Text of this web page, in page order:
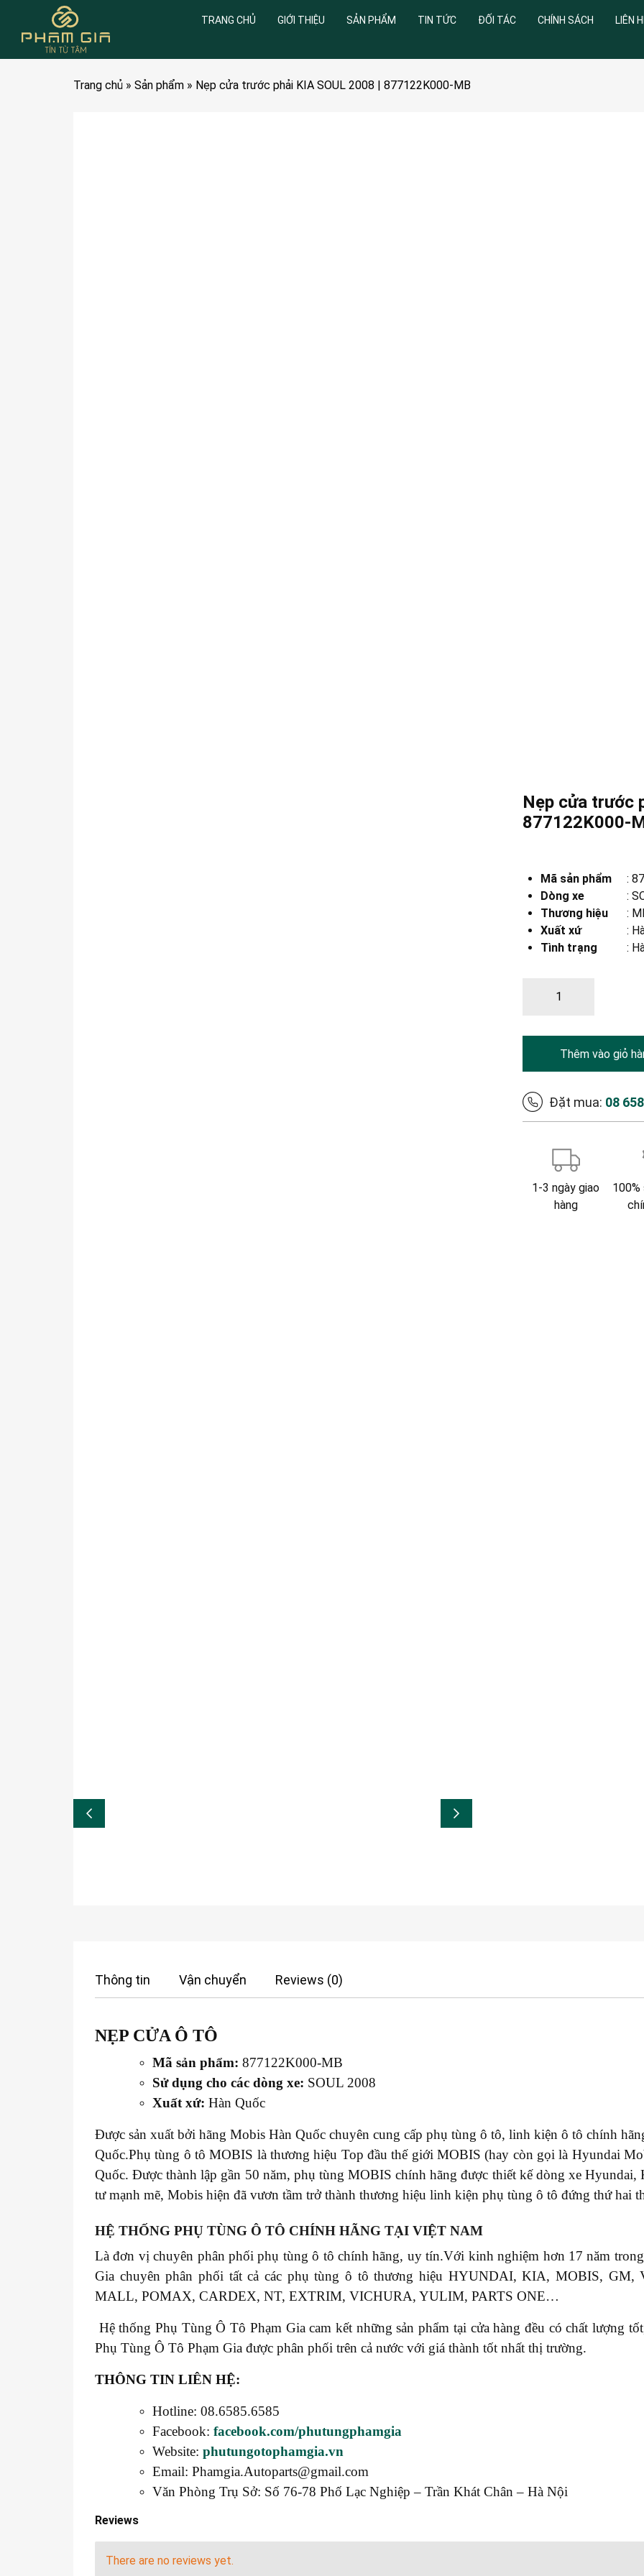
TRANG CHỦ GIỚI THIỆU SẢN PHẨM TIN TỨC ĐỐI TÁC CHÍNH SÁCH LIÊN
Trang chủ » Sản phẩm » Nẹp cửa trước phải KIA SOUL 2008 | 877122K000-MB
Nẹp cửa trước
877122K000-
Mã sản phẩm :
Dòng xe
:
Thương hiệu
:
Xuất xứ
:
Tình trạng
:
Thêm vào giỏ
Đặt mua: 08
1-3 ngày giao
hàng
100%
Thông tin Vận chuyển Reviews (0)
NẸP CỬA Ô TÔ
Mã sản phẩm: 877122K000-MB
Sử dụng cho các dòng xe: SOUL 2008
Xuất xứ: Hàn Quốc
Được sản xuất bởi hãng Mobis Hàn Quốc chuyên cung cấp phụ tùng ô tô, linh kiện ô tô chính
Quốc.Phụ tùng ô tô MOBIS là thương hiệu Top đầu thế giới MOBIS (hay còn gọi là Hyundai
Quốc. Được thành lập gần 50 năm, phụ tùng MOBIS chính hãng được thiết kế dòng xe
tư mạnh mẽ, Mobis hiện đã vươn tầm trở thành thương hiệu linh kiện phụ tùng ô tô đứng thứ hai
HỆ THỐNG PHỤ TÙNG Ô TÔ CHÍNH HÃNG TẠI VIỆT NAM
Là đơn vị chuyên phân phối phụ tùng ô tô chính hãng, uy tín.Với kinh nghiệm hơn 17 năm
Gia chuyên phân phối tất cả các phụ tùng ô tô thương hiệu HYUNDAI, KIA, MOBIS, GM,
MALL, POMAX, CARDEX, NT, EXTRIM, VICHURA, YULIM, PARTS ONE…
Hệ thống Phụ Tùng Ô Tô Phạm Gia cam kết những sản phẩm tại cửa hàng đều có chất lượng
Phụ Tùng Ô Tô Phạm Gia được phân phối trên cả nước với giá thành tốt nhất thị trường.
THÔNG TIN LIÊN HỆ:
Hotline: 08.6585.6585
Facebook: facebook.com/phutungphamgia
Website: phutungotophamgia.vn
Email: Phamgia.Autoparts@gmail.com
Văn Phòng Trụ Sở: Số 76-78 Phố Lạc Nghiệp – Trần Khát Chân – Hà Nội
Reviews
There are no reviews yet.